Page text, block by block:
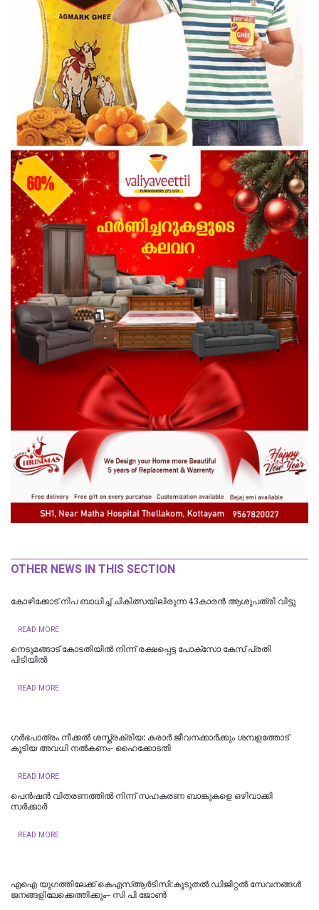
OTHER NEWS IN THIS SECTION
കോഴിക്കോട് നിപ ബാധിച്ച് ചികിത്സയിലിരുന്ന 43കാരന്‍ ആശുപത്രി വിട്ടു
READ MORE
നെടുമങ്ങാട് കോടതിയില്‍ നിന്ന് രക്ഷപ്പെട്ട പോക്‌സോ കേസ് പ്രതി
പിടിയില്‍
READ MORE
ഗർഭപാത്രം നീക്കൽ ശസ്ത്രക്രിയ: കരാർ ജീവനക്കാർക്കും ശമ്പളത്തോട്
കൂടിയ അവധി നൽകണം- ഹൈക്കോടതി
READ MORE
പെൻഷൻ വിതരണത്തിൽ നിന്ന് സഹകരണ ബാങ്കുകളെ ഒഴിവാക്കി
സർക്കാർ
READ MORE
എഐ യുഗത്തിലേക്ക് കെഎസ്ആർടിസി:കൂടുതൽ ഡിജിറ്റൽ സേവനങ്ങൾ
ജനങ്ങളിലേക്കെത്തിക്കും– സി പി ജോൺ